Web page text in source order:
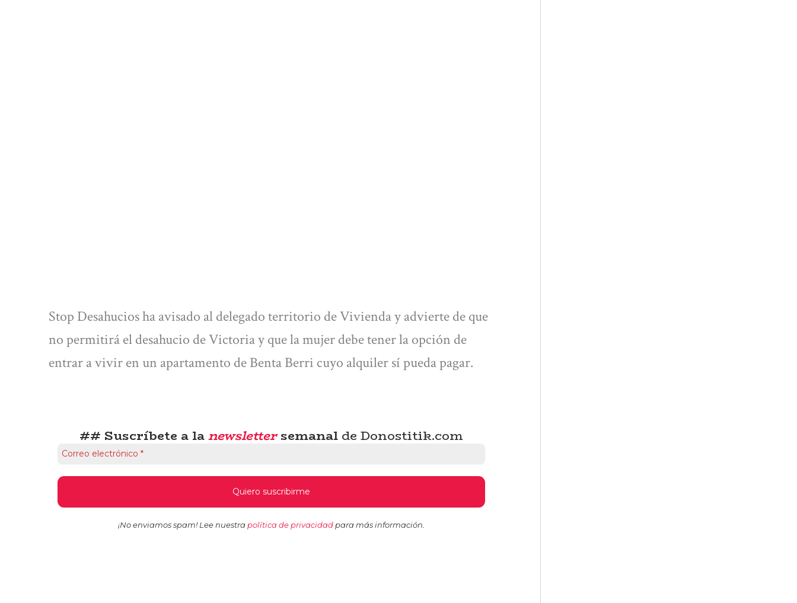
Stop Desahucios ha avisado al delegado territorio de Vivienda y advierte de que
no permitirá el desahucio de Victoria y que la mujer debe tener la opción de
entrar a vivir en un apartamento de Benta Berri cuyo alquiler sí pueda pagar.
## Suscríbete a lanewslettersemanal de Donostitik.com
¡No enviamos spam! Lee nuestrapolítica de privacidadpara más información.